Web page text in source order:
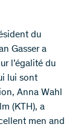
du
Gasser a
l’égalité du
lui sont
Anna Wahl
(KTH), a
men and